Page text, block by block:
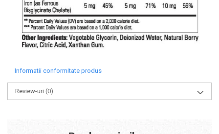
Informatii conformitate produs
Review-uri (0)